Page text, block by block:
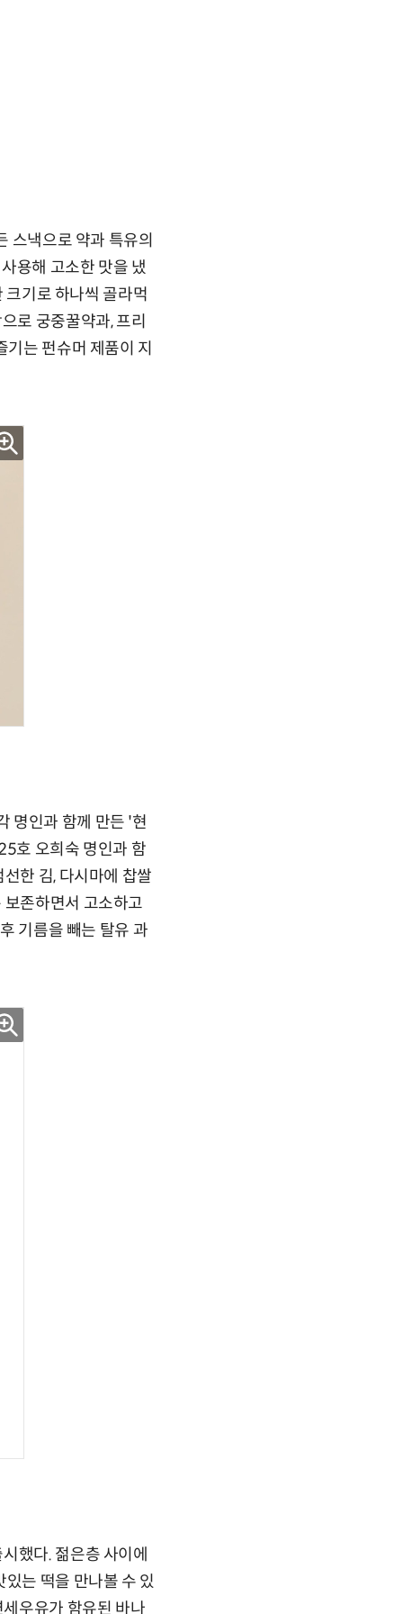
스낵으로 약과 특유의
용해 고소한 맛을 냈
크기로 하나씩 골라먹
로 궁중꿀약과, 프리
는 펀슈머 제품이 지
명인과 함께 만든 '현
호 오희숙 명인과 함
한 김, 다시마에 찹쌀
존하면서 고소하고
기름을 빼는 탈유 과
했다. 젊은층 사이에
는 떡을 만나볼 수 있
우유가 함유된 바나